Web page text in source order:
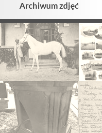
Archiwum zdjęć